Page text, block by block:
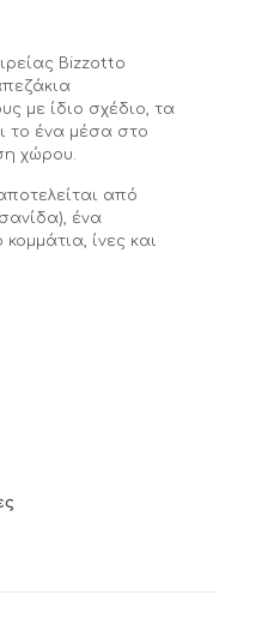
Bizzotto
με ίδιο σχέδιο, τα
το ένα μέσα στο
χώρου.
από
ένα
ίνες και